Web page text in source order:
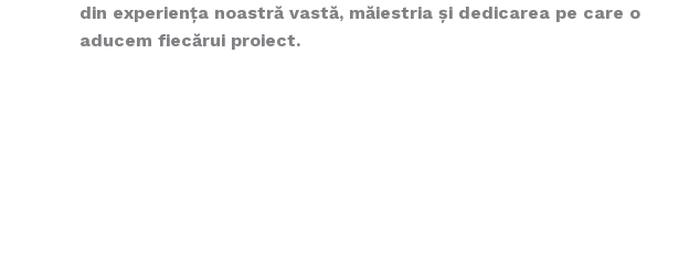
din experiența noastră vastă, măiestria și dedicarea pe care o
aducem fiecărui proiect.